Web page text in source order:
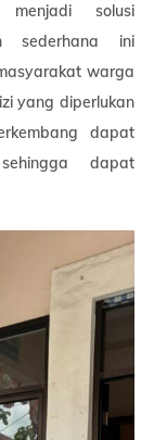
solusi
sederhana ini
warga
yang diperlukan
dapat
dapat